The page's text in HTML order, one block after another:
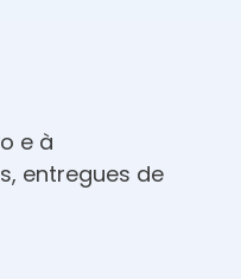
e à
entregues de